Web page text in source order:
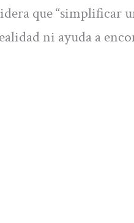
que “simplificar
ni ayuda a